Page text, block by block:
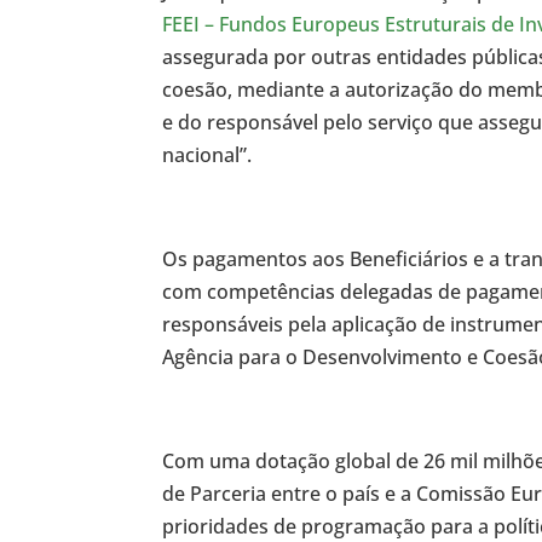
FEEI – Fundos Europeus Estruturais de
assegurada por outras entidades
coesão, mediante a autorização do
e do responsável pelo serviço que
nacional”.
Os pagamentos aos Beneficiários e a
com competências delegadas de
responsáveis pela aplicação de
Agência para o Desenvolvimento e
Com uma dotação global de 26 mil
de Parceria entre o país e a Comissão
prioridades de programação para a